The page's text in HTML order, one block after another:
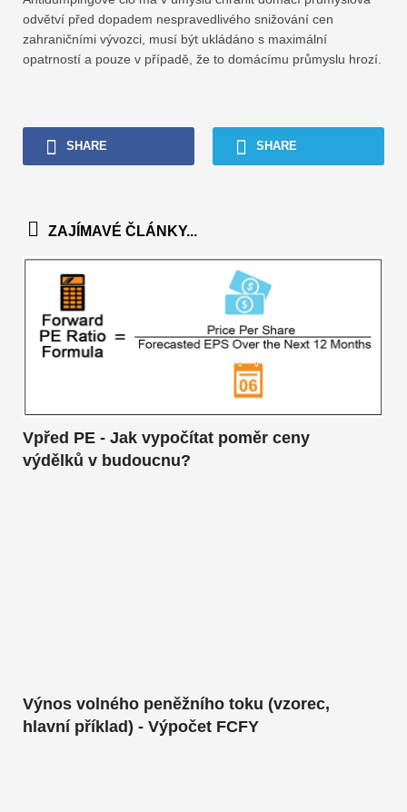
odvětví před dopadem nespravedlivého snižování cen
zahraničními vývozci, musí být ukládáno s maximální
opatrností a pouze v případě, že to domácímu průmyslu hrozí.
SHARE SHARE
ZAJÍMAVÉ ČLÁNKY...
Vpřed PE - Jak vypočítat poměr ceny
výdělků v budoucnu?
Výnos volného peněžního toku (vzorec,
hlavní příklad) - Výpočet FCFY